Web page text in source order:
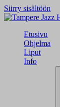
Siirry sisältöön
Etusivu
Ohjelma
Liput
Info